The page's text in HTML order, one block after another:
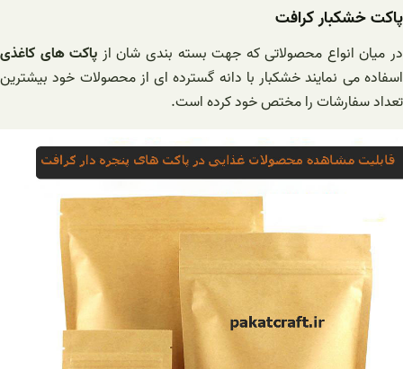
پاکت خشکبار کرافت
در میان انواع محصولاتی که جهت بسته بندی شان از پاکت های کاغذی
اسفاده می نمایند خشکبار با دانه گسترده ای از محصولات خود بیشترین
تعداد سفارشات را مختص خود کرده است.